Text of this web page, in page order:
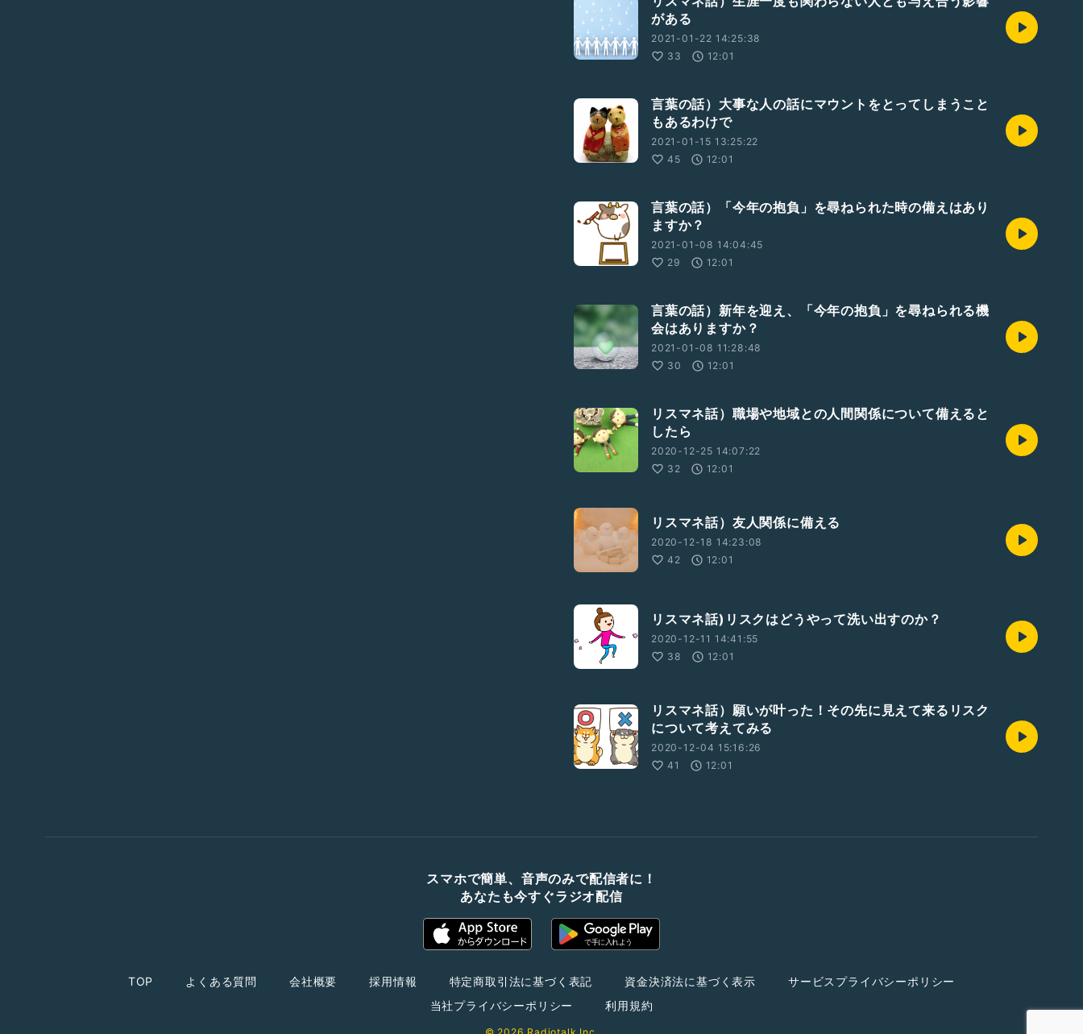
がある
2021-01-22 14:25:38
33
12:01
言葉の話）大事な人の話にマウントをとってしまうこと
もあるわけで
2021-01-15 13:25:22
45
12:01
言葉の話）「今年の抱負」を尋ねられた時の備えはあり
ますか？
2021-01-08 14:04:45
29
12:01
言葉の話）新年を迎え、「今年の抱負」を尋ねられる機
会はありますか？
2021-01-08 11:28:48
30
12:01
リスマネ話）職場や地域との人間関係について備えると
したら
2020-12-25 14:07:22
32
12:01
リスマネ話）友人関係に備える
2020-12-18 14:23:08
42
12:01
リスマネ話)リスクはどうやって洗い出すのか？
2020-12-11 14:41:55
38
12:01
リスマネ話）願いが叶った！その先に見えて来るリスク
について考えてみる
2020-12-04 15:16:26
41
12:01
スマホで簡単、音声のみで配信者に！
あなたも今すぐラジオ配信
TOP よくある質問 会社概要 採用情報 特定商取引法に基づく表記 資金決済法に基づく表示
サービスプライバシーポリシー
当社プライバシーポリシー
利用規約